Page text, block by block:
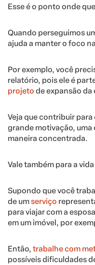
Esse é o ponto onde
Quando perseguimos
ajuda a manter o foco
Por exemplo, você
relatório, pois ele é
projeto de expansão da
Veja que contribuir
grande motivação,
maneira concentrada.
Vale também para a
Supondo que você
de umserviço
para viajar com a
em um imóvel, por
Então, trabalhe com
possíveis dificuldades